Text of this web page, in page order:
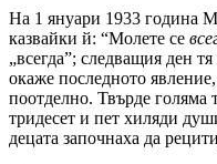
На 1 януари 1933 година
казвайки й: “Молете се
„всегда”; следващия ден
окаже последното
поотделно. Твърде голяма
тридесет и пет хиляди
децата започнаха да